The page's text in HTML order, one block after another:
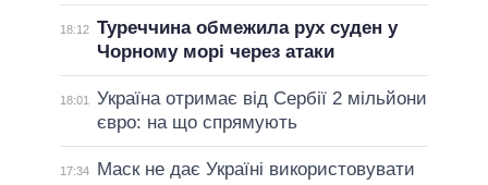
18:12 Туреччина обмежила рух суден у
Чорному морі через атаки
18:01
Україна отримає від Сербії 2 мільйони
євро: на що спрямують
17:34
Маск не дає Україні використовувати